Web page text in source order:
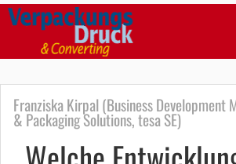
Franziska Kirpal (Business Development
& Packaging Solutions, tesa SE)